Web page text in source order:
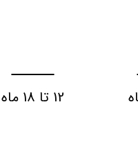
12 تا 18 ماه